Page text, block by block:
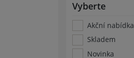
Vyberte
Akční nabídka
Skladem
Novinka